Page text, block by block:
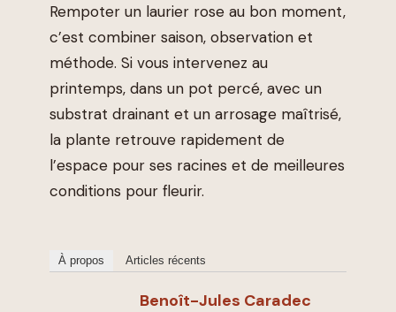
Rempoter un laurier rose au bon moment,
c’est combiner saison, observation et
méthode. Si vous intervenez au
printemps, dans un pot percé, avec un
substrat drainant et un arrosage maîtrisé,
la plante retrouve rapidement de
l’espace pour ses racines et de meilleures
conditions pour fleurir.
À propos Articles récents
Benoît-Jules Caradec